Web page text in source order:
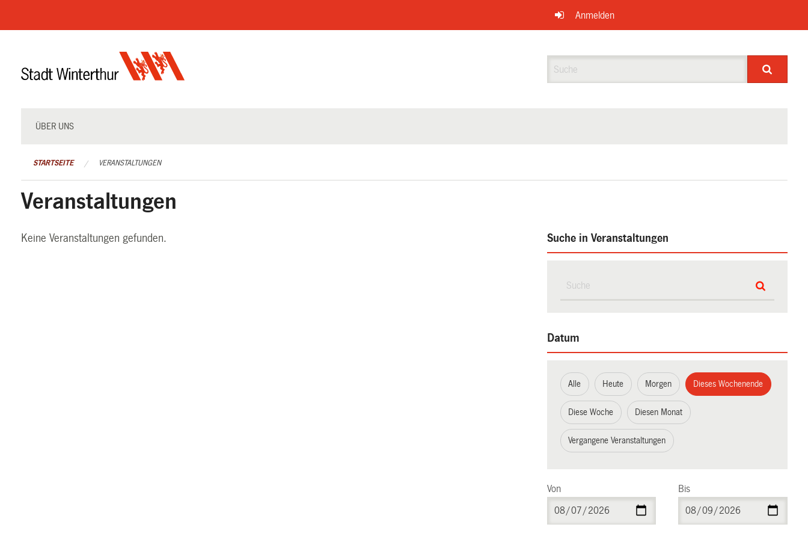
überspringen
Anmelden
ÜBER UNS
STARTSEITE VERANSTALTUNGEN
Veranstaltungen
Keine Veranstaltungen gefunden. Suche in Veranstaltungen
Datum
Alle Heute Morgen Dieses Wochenende
Diese Woche Diesen Monat
Vergangene Veranstaltungen
Von Bis